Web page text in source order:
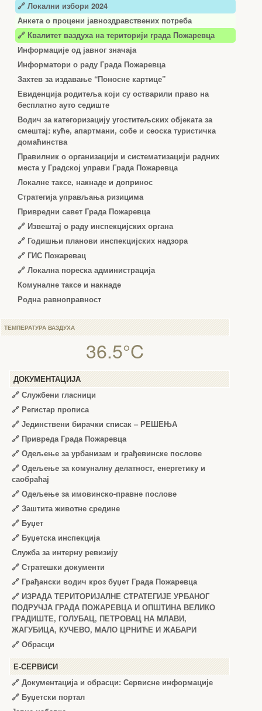
🔗 Локални избори 2024
Анкета о процени јавноздравствених потреба
🔗 Квалитет ваздуха на територији града Пожаревца
Информације од јавног значаја
Информатори о раду Града Пожаревца
Захтев за издавање “Поносне картице”
Евиденција родитеља који су остварили право на
бесплатно ауто седиште
Водич за категоризацију угоститељских објеката за
смештај: куће, апартмани, собе и сеоска туристичка
домаћинства
Правилник о организацији и систематизацији радних
места у Градској управи Града Пожаревца
Локалне таксе, накнаде и допринос
Стратегија управљања ризицима
Привредни савет Града Пожаревца
🔗 Извештај о раду инспекцијских органа
🔗 Годишњи планови инспекцијских надзора
🔗 ГИС Пожаревац
🔗 Локална пореска администрација
Комуналне таксе и накнаде
Родна равноправност
ТЕМПЕРАТУРА ВАЗДУХА
36.5°C
ДОКУМЕНТАЦИЈА
🔗 Службени гласници
🔗 Регистар прописа
🔗 Јединствени бирачки списак – РЕШЕЊА
🔗 Привреда Града Пожаревца
🔗 Одељење за урбанизам и грађевинске послове
🔗 Одељење за комуналну делатност, енергетику и
саобраћај
🔗 Одељење за имовинско-правне послове
🔗 Заштита животне средине
🔗 Буџет
🔗 Буџетска инспекција
Служба за интерну ревизију
🔗 Стратешки документи
🔗 Грађански водич кроз буџет Града Пожаревца
🔗 ИЗРАДА ТЕРИТОРИЈАЛНЕ СТРАТЕГИЈЕ УРБАНОГ
ПОДРУЧЈА ГРАДА ПОЖАРЕВЦА И ОПШТИНА ВЕЛИКО
ГРАДИШТЕ, ГОЛУБАЦ, ПЕТРОВАЦ НА МЛАВИ,
ЖАГУБИЦА, КУЧЕВО, МАЛО ЦРНИЋЕ И ЖАБАРИ
🔗 Обрасци
Е-СЕРВИСИ
🔗 Документација и обрасци: Сервисне информације
🔗 Буџетски портал